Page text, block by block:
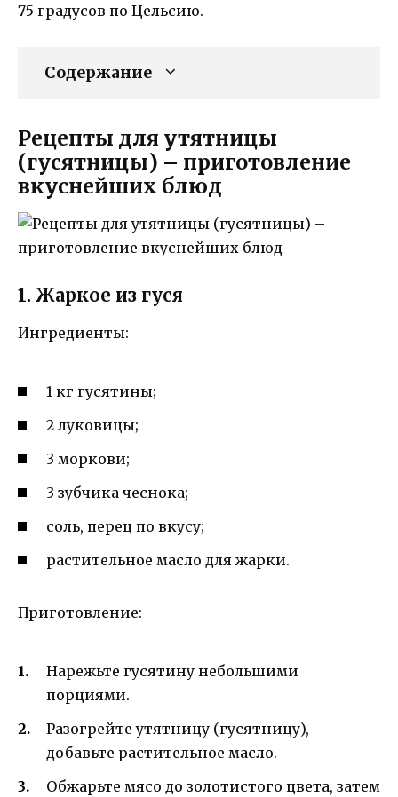
75 градусов по Цельсию.
Содержание
Рецепты для утятницы
(гусятницы) – приготовление
вкуснейших блюд
1. Жаркое из гуся
Ингредиенты:
1 кг гусятины;
2 луковицы;
3 моркови;
3 зубчика чеснока;
соль, перец по вкусу;
растительное масло для жарки.
Приготовление:
Нарежьте гусятину небольшими
порциями.
Разогрейте утятницу (гусятницу),
добавьте растительное масло.
Обжарьте мясо до золотистого цвета, затем